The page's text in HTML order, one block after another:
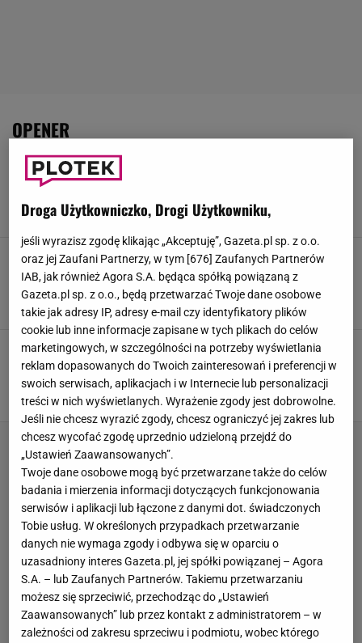
OPENER
Marina z trudem powstrzymała łzy na
Open'erze. Takiej niespodzianki od męża się
Iwona Smyrak,3 LIPCA 2026, 18:01
Ścibakówna podsumowuje występ Heleny
Englert na Open'erze. "Zatrzymała ludzi
piosenkami, których nikt nie znał"
Zuzanna Kwasek,3 LIPCA 2026, 16:19
Lewandowscy dali się ponieść festiwalowi na
Open'erze. Pokazali stylizacje, Anna skusiła się
na fast food
Iwona Smyrak,3 LIPCA 2026, 12:38
Droga Użytkowniczko, Drogi Użytkowniku,
jeśli wyrazisz zgodę klikając „Akceptuję”, Gazeta.pl sp. z o.o.
oraz jej Zaufani Partnerzy, w tym [676] Zaufanych Partnerów
IAB, jak również Agora S.A. będąca spółką powiązaną z
Gazeta.pl sp. z o.o., będą przetwarzać Twoje dane osobowe
takie jak adresy IP, adresy e-mail czy identyfikatory plików
cookie lub inne informacje zapisane w tych plikach do celów
marketingowych, w szczególności na potrzeby wyświetlania
reklam dopasowanych do Twoich zainteresowań i preferencji w
swoich serwisach, aplikacjach i w Internecie lub personalizacji
treści w nich wyświetlanych. Wyrażenie zgody jest dobrowolne.
Jeśli nie chcesz wyrazić zgody, chcesz ograniczyć jej zakres lub
chcesz wycofać zgodę uprzednio udzieloną przejdź do
„Ustawień Zaawansowanych”.
Twoje dane osobowe mogą być przetwarzane także do celów
badania i mierzenia informacji dotyczących funkcjonowania
serwisów i aplikacji lub łączone z danymi dot. świadczonych
Tobie usług. W określonych przypadkach przetwarzanie
danych nie wymaga zgody i odbywa się w oparciu o
uzasadniony interes Gazeta.pl, jej spółki powiązanej – Agora
S.A. – lub Zaufanych Partnerów. Takiemu przetwarzaniu
możesz się sprzeciwić, przechodząc do „Ustawień
Zaawansowanych” lub przez kontakt z administratorem – w
zależności od zakresu sprzeciwu i podmiotu, wobec którego